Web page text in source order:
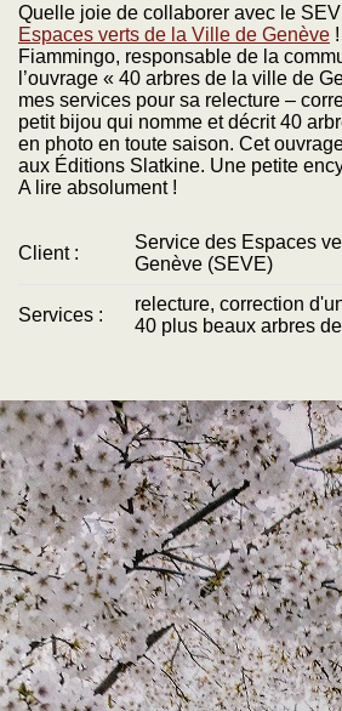
Quelle joie de collaborer avec le
Espaces verts de la Ville de Genève
Fiammingo, responsable de la
l’ouvrage « 40 arbres de la ville de
mes services pour sa relecture –
petit bijou qui nomme et décrit 40
en photo en toute saison. Cet
aux Éditions Slatkine. Une petite
A lire absolument !
Client :
Service des Espaces
Genève (SEVE)
Services :
relecture, correction
40 plus beaux arbres